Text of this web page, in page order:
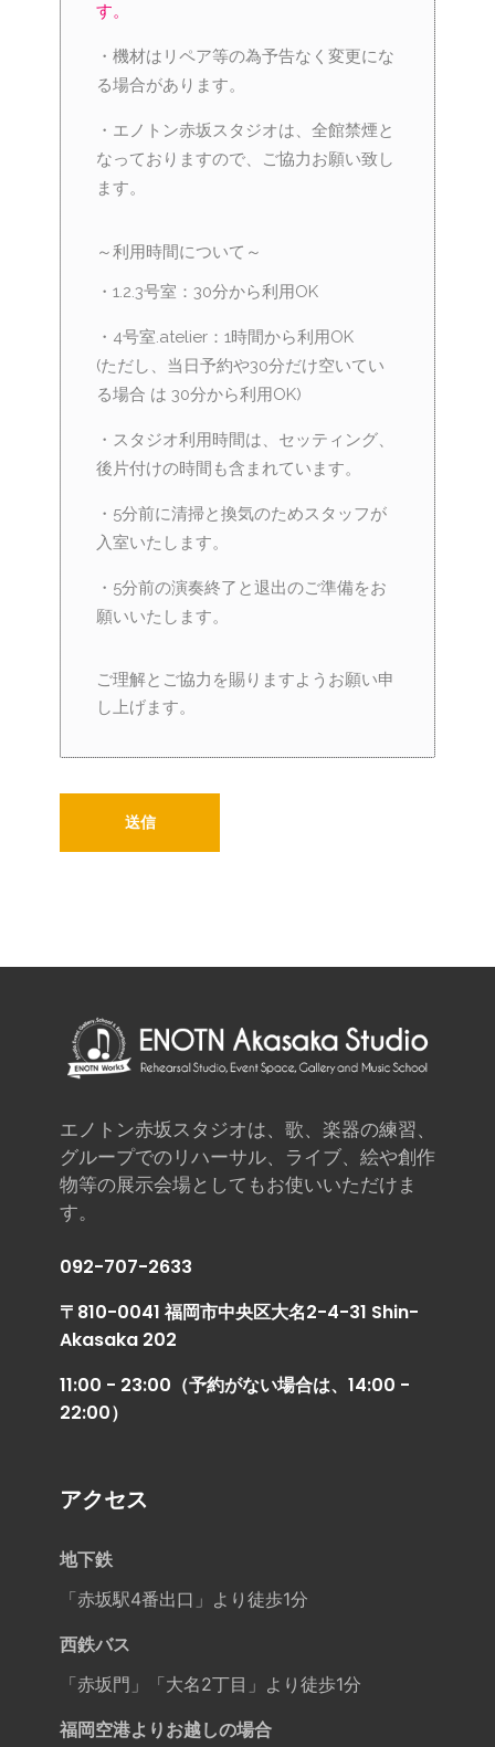
す。
・機材はリペア等の為予告なく変更にな
る場合があります。
・エノトン赤坂スタジオは、全館禁煙と
なっておりますので、ご協力お願い致し
ます。
～利用時間について～
・1.2.3号室：30分から利用OK
・4号室.atelier：1時間から利用OK
(ただし、当日予約や30分だけ空いてい
る場合 は 30分から利用OK)
・スタジオ利用時間は、セッティング、
後片付けの時間も含まれています。
・5分前に清掃と換気のためスタッフが
入室いたします。
・5分前の演奏終了と退出のご準備をお
願いいたします。
ご理解とご協力を賜りますようお願い申
し上げます。
エノトン赤坂スタジオは、歌、楽器の練習、
グループでのリハーサル、ライブ、絵や創作
物等の展示会場としてもお使いいただけま
す。
092-707-2633
〒810-0041 福岡市中央区大名2-4-31 Shin-
Akasaka 202
11:00 - 23:00（予約がない場合は、14:00 -
22:00）
アクセス
地下鉄
「赤坂駅4番出口」より徒歩1分
西鉄バス
「赤坂門」「大名2丁目」より徒歩1分
福岡空港よりお越しの場合